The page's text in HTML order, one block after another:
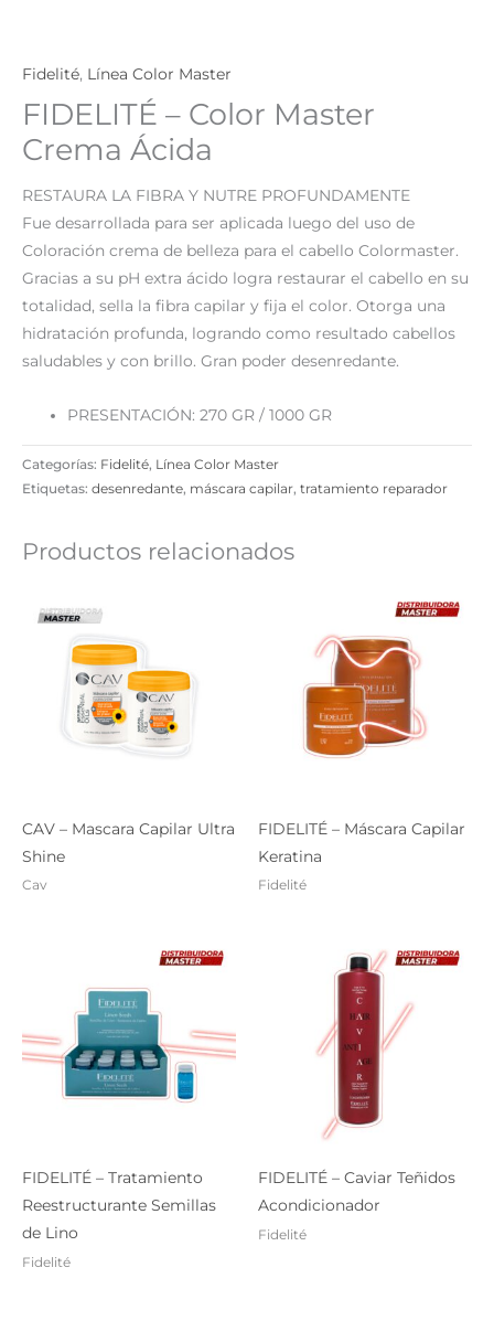
Fidelité, Línea Color Master
FIDELITÉ – Color Master
Crema Ácida
RESTAURA LA FIBRA Y NUTRE PROFUNDAMENTE
Fue desarrollada para ser aplicada luego del uso de
Coloración crema de belleza para el cabello Colormaster.
Gracias a su pH extra ácido logra restaurar el cabello en su
totalidad, sella la fibra capilar y fija el color. Otorga una
hidratación profunda, logrando como resultado cabellos
saludables y con brillo. Gran poder desenredante.
PRESENTACIÓN: 270 GR / 1000 GR
Categorías: Fidelité, Línea Color Master
Etiquetas: desenredante, máscara capilar, tratamiento reparador
Productos relacionados
CAV – Mascara Capilar Ultra
Shine
Cav
FIDELITÉ – Máscara Capilar
Keratina
Fidelité
FIDELITÉ – Tratamiento
Reestructurante Semillas
de Lino
Fidelité
FIDELITÉ – Caviar Teñidos
Acondicionador
Fidelité